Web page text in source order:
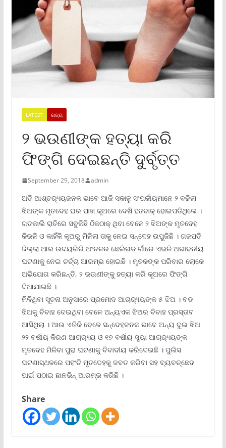
LATEST ରାଜ୍ୟ
୨ ଭଉଣୀଙ୍କ ହତ୍ୟା କରି
ଫିଙ୍ଗି ଦେଇଛନ୍ତି ଦୁର୍ବୃତ୍ତ
September 29, 2018 admin
ଅତି ଆଶ୍ଚର‌୍ୟ୍ୟଜନକ ଭାବେ ଆଜି ସକାଳୁ ସଂପର୍କୀୟମାନେ ୨ ବଢିଲା
ଝିଅଙ୍କ ମୃତଦେହ ଘର ପାଖ କୂଅରେ ଦେଖି ହତବାକ୍ ହୋଇପଡିଥିଲେ ।
ଗତକାଲି ରାତିରେ ସବୁକିଛି ଠିକଠାକ୍ ଥିବା ବେଳେ ୨ ଝିଅଙ୍କ ମୃତଦେହ
କିଭଳି ଓ କାହିଁକି କୂଅରୁ ମିଳିଲା ତାକୁ ନେଇ ସନ୍ଦେହ ଉପୁଜିଛି । ଗଜପତି
ଜିଲ୍ଲା ଆର ଉଦୟଗିରି ଅଂଚଳର ଛେଲିଗଡ ଗାଁରେ ଏଭଳି ଅଭାବନୀୟ
ଘଟଣାକୁ ନେଇ ଚର୍ଚ୍ଚା ଆରମ୍ଭ ହୋଇଛି । ମୃତକଙ୍କ ପରିବାର ଲୋକେ
ଅଭିଯୋଗ କରିଛନ୍ତି, ୨ ଭଉଣୀଙ୍କୁ ହତ୍ୟା କରି କୂଅରେ ଫିଙ୍ଗି
ଦିଆଯାଇଛି ।
ମିଳିଥିବା ସୂଚନା ଅନୁସାରେ ପ୍ରମୋଦ ଆଚାର‌୍ୟ୍ୟଙ୍କ ୫ ଝିଅ । ବଡ
ଝିଅକୁ ବିବାହ ଦେଇଥିବା ବେଳେ ଅନ୍ୟଏକ ଝିଅର ବିବାହ ପ୍ରସ୍ତାବ
ଆସିଥିଲା । ଆଉ ଏତିକି ବେଳେ ସନ୍ଦେହଜନକ ଭାବେ ଅନ୍ୟ ଦୁଇ ଝିଅ
୨୨ ବର୍ଷୀୟ କିରଣ ଆଚାର‌୍ୟ୍ୟ ଓ ୧୭ ବର୍ଷୀୟ ସୃୟା ଆଚାର‌୍ୟ୍ୟଙ୍କ
ମୃତଦେହ ମିଳିବା ପୁରା ଘଟଣାକୁ ବିବାଦୀୟ କରିଦେଇଛି । ପୁଲିସ
ଘଟଣାସ୍ଥଳରେ ପହଂଚି ମୃତଦେହକୁ ଜବତ କରିବା ସହ ବ୍ୟବଚ୍ଛେଦ
ପାଇଁ ପଠାଇ ଛାନଭିନ୍ ଆରମ୍ଭ କରିଛି ।
Share